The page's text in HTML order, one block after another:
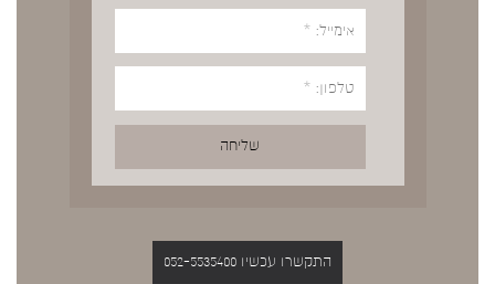
התקשרו עכשיו 052-5535400